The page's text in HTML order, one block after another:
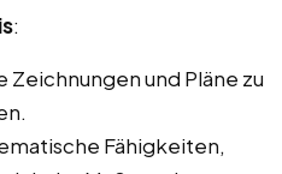
:
und Pläne zu
Fähigkeiten,